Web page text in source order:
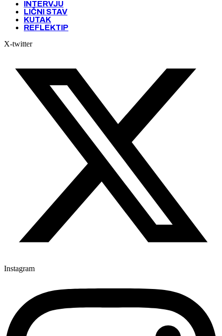
INTERVJU
LIČNI STAV
KUTAK
REFLEKTIP
X-twitter
Instagram